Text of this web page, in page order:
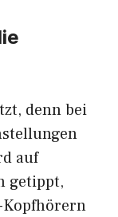
denn bei
auf
getippt,